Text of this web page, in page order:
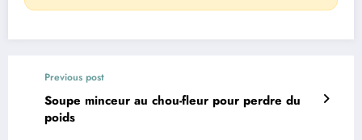
Previous post
Soupe minceur au chou-fleur pour perdre du
poids